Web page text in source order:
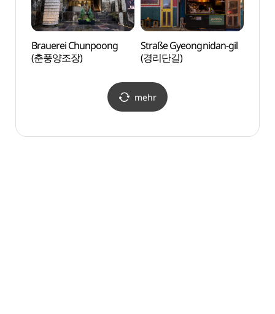
Brauerei Chunpoong
(춘풍양조장)
Straße Gyeongnidan-gil
(경리단길)
mehr